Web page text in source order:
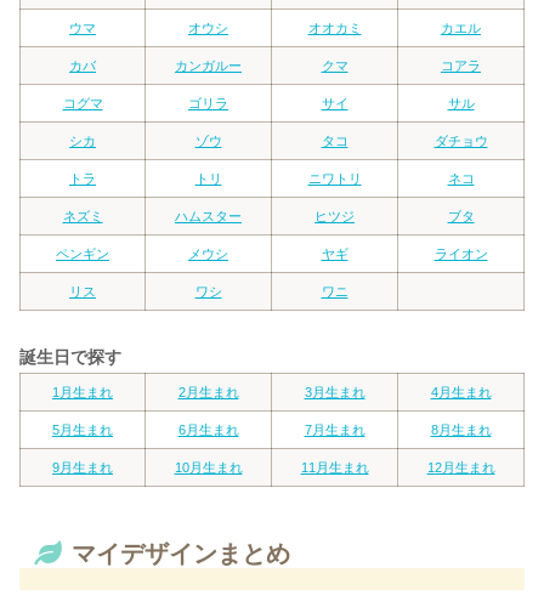
ウマ オウシ オオカミ カエル
カバ カンガルー クマ コアラ
コグマ ゴリラ サイ サル
シカ ゾウ タコ ダチョウ
トラ トリ ニワトリ ネコ
ネズミ ハムスター ヒツジ ブタ
ペンギン メウシ ヤギ ライオン
リス ワシ ワニ
誕生日で探す
1月生まれ 2月生まれ 3月生まれ 4月生まれ
5月生まれ 6月生まれ 7月生まれ 8月生まれ
9月生まれ 10月生まれ 11月生まれ 12月生まれ
マイデザインまとめ